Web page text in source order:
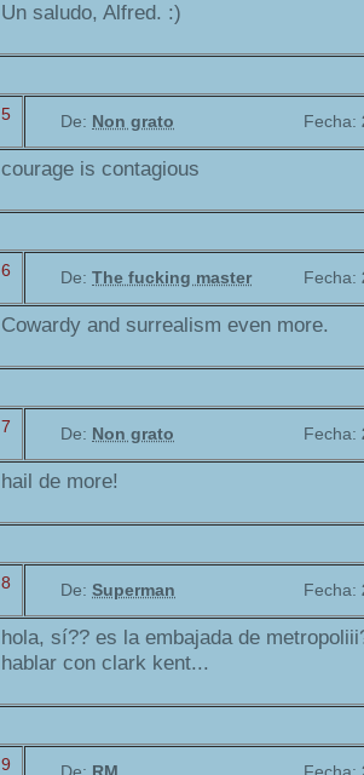
Un saludo, Alfred. :)
5 De: Non grato Fecha:
courage is contagious
6 De: The fucking master Fecha:
Cowardy and surrealism even more.
7 De: Non grato Fecha:
hail de more!
8 De: Superman Fecha:
hola, sí?? es la embajada de
hablar con clark kent...
9